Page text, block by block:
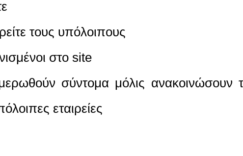
τους υπόλοιπους
στο site
σύντομα μόλις ανακοινώσουν
εταιρείες